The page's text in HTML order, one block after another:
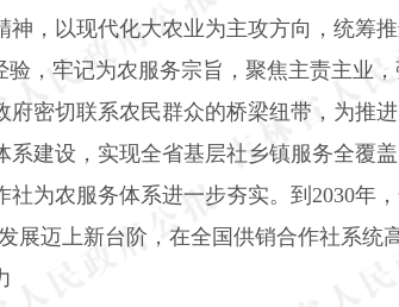
神，以现代化大农业为主攻方向，统筹
验，牢记为农服务宗旨，聚焦主责主业
密切联系农民群众的桥梁纽带，为推
系建设，实现全省基层社乡镇服务全覆
为农服务体系进一步夯实。到 2030年
展迈上新台阶，在全国供销合作社系统